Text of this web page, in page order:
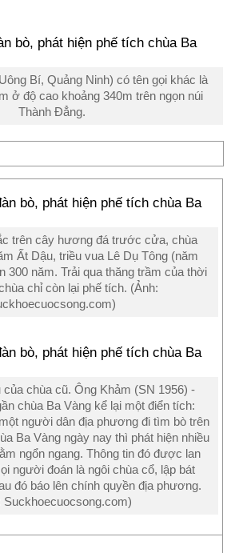
Bí, Quảng Ninh) có tên gọi khác là
ở độ cao khoảng 340m trên ngọn núi
Thành Đẳng.
trên cây hương đá trước cửa, chùa
Ất Dậu, triều vua Lê Dụ Tông (năm
300 năm. Trải qua thăng trầm của thời
chỉ còn lại phế tích. (Ảnh:
chùa cũ. Ông Khảm (SN 1956) -
chùa Ba Vàng kể lại một điển tích:
người dân địa phương đi tìm bò trên
Ba Vàng ngày nay thì phát hiện nhiều
ngổn ngang. Thông tin đó được lan
người đoán là ngôi chùa cổ, lập bát
đó báo lên chính quyền địa phương.
Suckhoecuocsong.com)